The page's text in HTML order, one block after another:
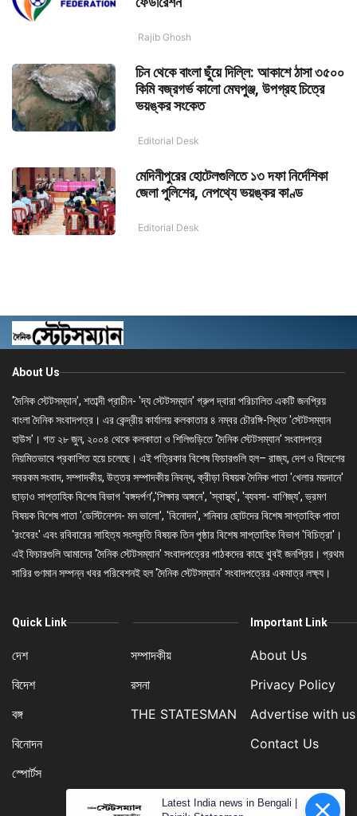
Rajib Ghosh
চিন থেকে বাংলা ছুঁয়ে দিল্লি: আকাশে ঠাসা ৩৫০০
কিমি বজ্রগর্ভ কালো মেঘপুঞ্জ, উপগ্রহ চিত্রে
ভয়ঙ্কর সংকেত
Editorial Desk
মেদিনীপুরের হোটেলগুলিতে ১৩ দফা নির্দেশিকা
জেলা পুলিশের, নেপথ্যে ভয়ঙ্কর কাণ্ড
Editorial Desk
About Us
'দৈনিক স্টেটসম্যান', শতাব্দী প্রাচীন- 'দ্য স্টেটসম্যান' গ্রুপ দ্বারা পরিচালিত একটি জনপ্রিয়
বাংলা দৈনিক সংবাদপত্র। এর কেন্দ্রীয় কার্যালয় কলকাতার ৪ নম্বর চৌরঙ্গি-স্থিত 'স্টেটসম্যান
হাউস'। গত ২৮ জুন, ২০০৪ থেকে কলকাতা ও শিলিগুড়িতে 'দৈনিক স্টেটসম্যান' সংবাদপত্র
নিয়মিতভাবে প্রকাশিত হয়ে চলেছে। এই পত্রিকার বিশেষ ফিচারগুলি হল– রাজ্য, দেশ ও বিদেশের
সবরকম সংবাদ, সম্পাদকীয়, উত্তর সম্পাদকীয় নিবন্ধ, ক্রীড়া বিষয়ক দৈনিক পাতা 'খেলার ময়দানে'
ছাড়াও সাপ্তাহিক বিশেষ বিভাগ 'বঙ্গদর্পণ','শিক্ষার অঙ্গনে', 'স্বাস্থ্য', 'ব্যবসা- বাণিজ্য', ভ্রমণ
বিষয়ক বিশেষ পাতা 'ডেস্টিনেশন- মন ভালো', 'বিনোদন', শনিবার ছোটদের বিশেষ সাপ্তাহিক পাতা
'রংবেরং' এবং রবিবারের সাহিত্য সংস্কৃতি বিষয়ক তিন পৃষ্ঠার বিশেষ সাপ্তাহিক বিভাগ 'বিচিত্রা'।
এই ফিচারগুলি আমাদের 'দৈনিক স্টেটসম্যান' সংবাদপত্রের পাঠকদের কাছে খুবই জনপ্রিয়। প্রথম
সারির গুণমান সম্পন্ন খবর পরিবেশনই হল 'দৈনিক স্টেটসম্যান' সংবাদপত্রের একমাত্র লক্ষ্য।
Quick Link
দেশ
বিদেশ
বঙ্গ
বিনোদন
স্পোর্টস
সম্পাদকীয়
রসনা
THE STATESMAN
Important Link
About Us
Privacy Policy
Advertise with us
Contact Us
Latest India news in Bengali |